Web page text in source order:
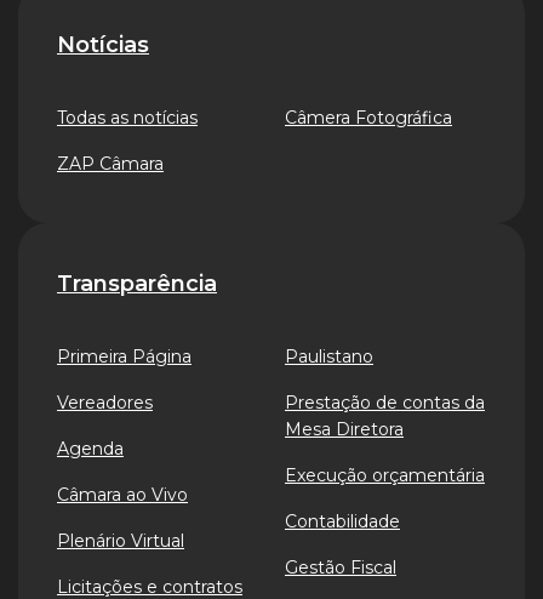
Notícias
Todas as notícias
ZAP Câmara
Câmera Fotográfica
Transparência
Primeira Página
Vereadores
Agenda
Câmara ao Vivo
Plenário Virtual
Licitações e contratos
Paulistano
Prestação de contas da
Mesa Diretora
Execução orçamentária
Contabilidade
Gestão Fiscal